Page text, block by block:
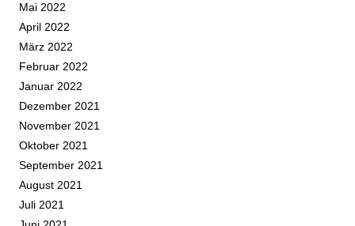
Mai 2022
April 2022
März 2022
Februar 2022
Januar 2022
Dezember 2021
November 2021
Oktober 2021
September 2021
August 2021
Juli 2021